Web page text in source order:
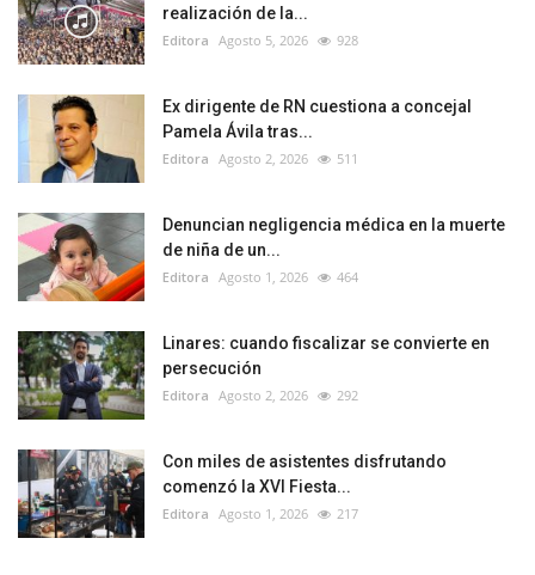
realización de la...
Editora Agosto 5, 2026 928
Ex dirigente de RN cuestiona a concejal
Pamela Ávila tras...
Editora Agosto 2, 2026 511
Denuncian negligencia médica en la muerte
de niña de un...
Editora Agosto 1, 2026 464
Linares: cuando fiscalizar se convierte en
persecución
Editora Agosto 2, 2026 292
Con miles de asistentes disfrutando
comenzó la XVI Fiesta...
Editora Agosto 1, 2026 217